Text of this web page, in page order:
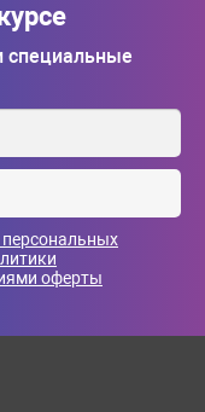
специальные
персональных
оферты